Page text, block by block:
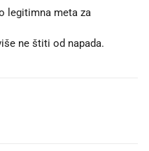
legitimna meta za
ne štiti od napada.